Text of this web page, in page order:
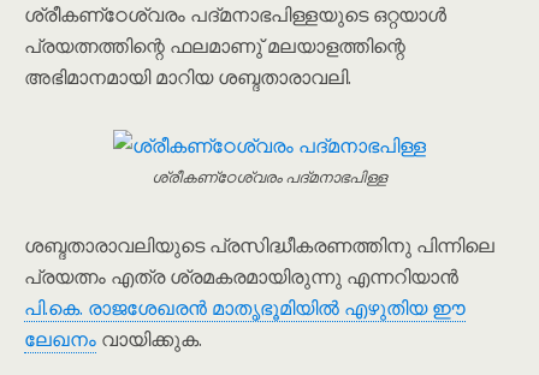
ശ്രീകണ്‌ഠേശ്വരം പദ്മനാഭപിള്ളയുടെ ഒറ്റയാൾ
പ്രയത്നത്തിന്റെ ഫലമാണു് മലയാളത്തിന്റെ
അഭിമാനമായി മാറിയ ശബ്ദതാരാവലി.
ശ്രീകണ്‌ഠേശ്വരം പദ്മനാഭപിള്ള
ശബ്ദതാരാവലിയുടെ പ്രസിദ്ധീകരണത്തിനു പിന്നിലെ
പ്രയത്നം എത്ര ശ്രമകരമായിരുന്നു എന്നറിയാൻ
പി.കെ. രാജശേഖരൻ മാതൃഭൂമിയിൽ എഴുതിയ ഈ
ലേഖനം വായിക്കുക.